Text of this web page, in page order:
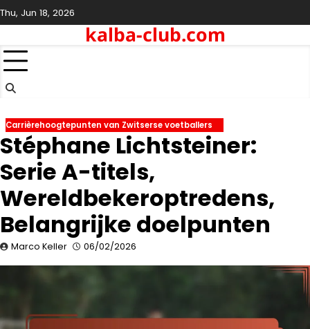
Skip
to
Thu, Jun 18, 2026
kalba-club.com
Carrièrehoogtepunten van Zwitserse voetballers
Stéphane Lichtsteiner:
Serie A-titels,
Wereldbekeroptredens,
Belangrijke doelpunten
Marco Keller 06/02/2026